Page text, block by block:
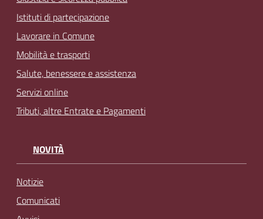
Istituti di partecipazione
Lavorare in Comune
Mobilità e trasporti
Salute, benessere e assistenza
Servizi online
Tributi, altre Entrate e Pagamenti
NOVITÀ
Notizie
Comunicati